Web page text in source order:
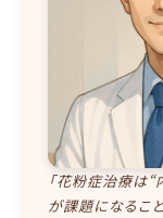
「花粉症治療は“
が課題になるこ